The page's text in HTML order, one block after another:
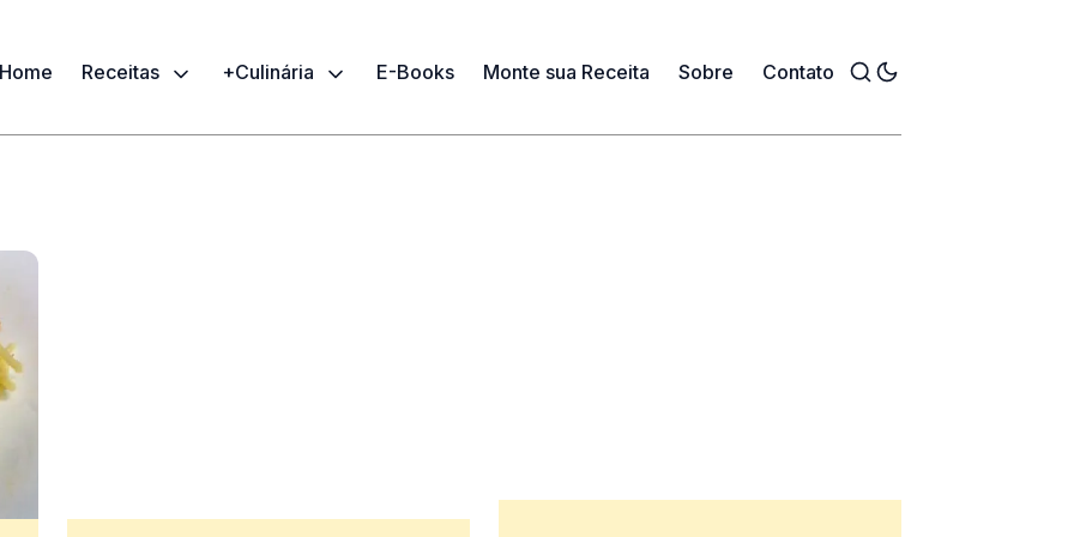
Home Receitas +Culinária E-Books Monte sua Receita Sobre Contato
Toggle mode